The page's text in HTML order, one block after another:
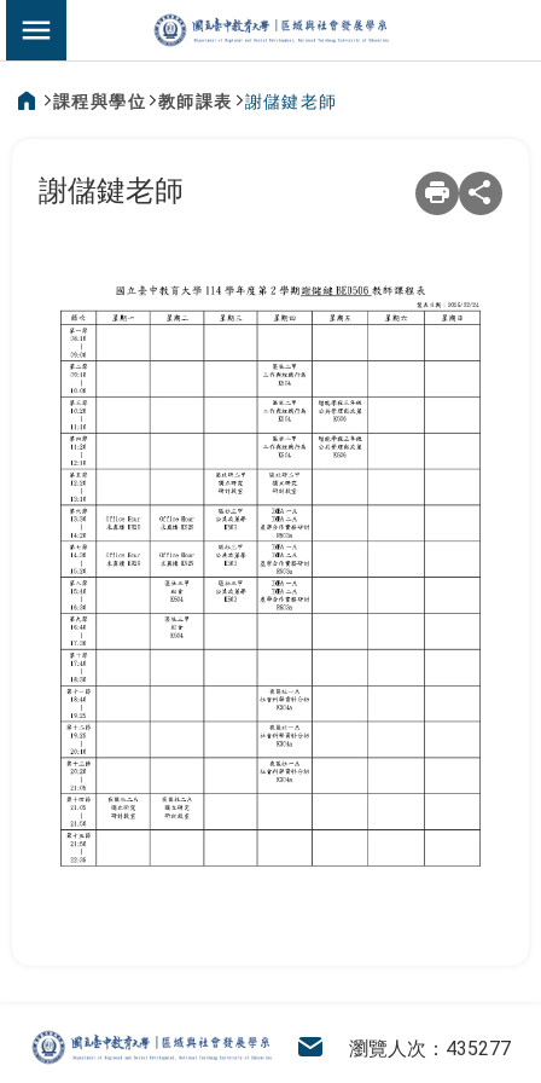
切換選單
課程與學位 教師課表 謝儲鍵老師
謝儲鍵老師
::: 瀏覽人次：435277
區域與社會發展學系
電子信箱